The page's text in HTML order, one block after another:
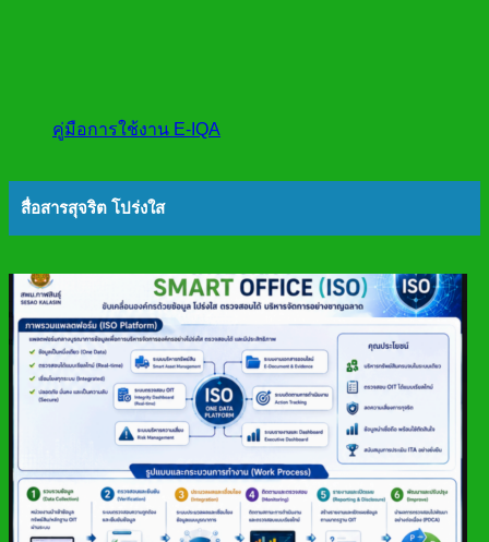
คู่มือการใช้งาน E-IQA
สื่อสารสุจริต โปร่งใส